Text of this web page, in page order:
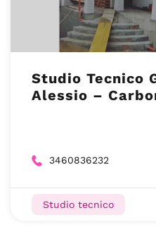
Studio Tecnico
Alessio –
3460836232
Studio tecnico